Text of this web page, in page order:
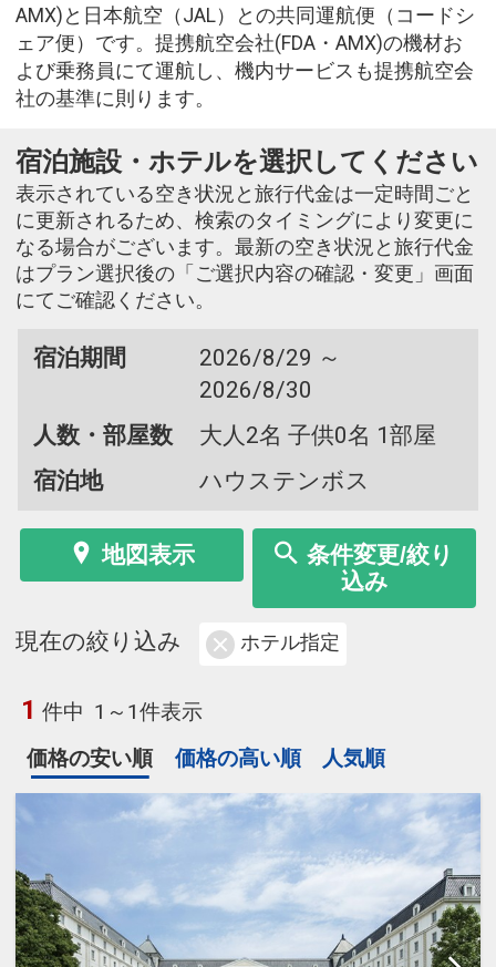
AMX)と日本航空（JAL）との共同運航便（コードシ
ェア便）です。提携航空会社(FDA・AMX)の機材お
よび乗務員にて運航し、機内サービスも提携航空会
社の基準に則ります。
宿泊施設・ホテルを選択してください
表示されている空き状況と旅行代金は一定時間ごと
に更新されるため、検索のタイミングにより変更に
なる場合がございます。最新の空き状況と旅行代金
はプラン選択後の「ご選択内容の確認・変更」画面
にてご確認ください。
宿泊期間
2026/8/29 ～
2026/8/30
人数・部屋数
大人2名 子供0名 1部屋
宿泊地
ハウステンボス
地図表示
条件変更/絞り
込み
現在の絞り込み ホテル指定
1 件中 1～1件表示
価格の安い順
価格の高い順 人気順